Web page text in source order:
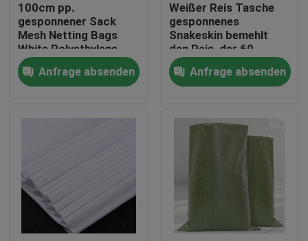
Qualitätskontrolle
Treten Sie mit uns in Verbindung
durch Hitze schrumpfbares Rohr
Gewölbter flexible Schläuche
100cm pp.
gesponnener Sack
Mesh Netting Bags
White Polyethylene
recyclebar
Anfrage absenden
Weißer Reis Tasche
gesponnenes
Snakeskin bemehlt
den Reis, der 60
Kilogramm
Ladenverpackt
Anfrage absenden